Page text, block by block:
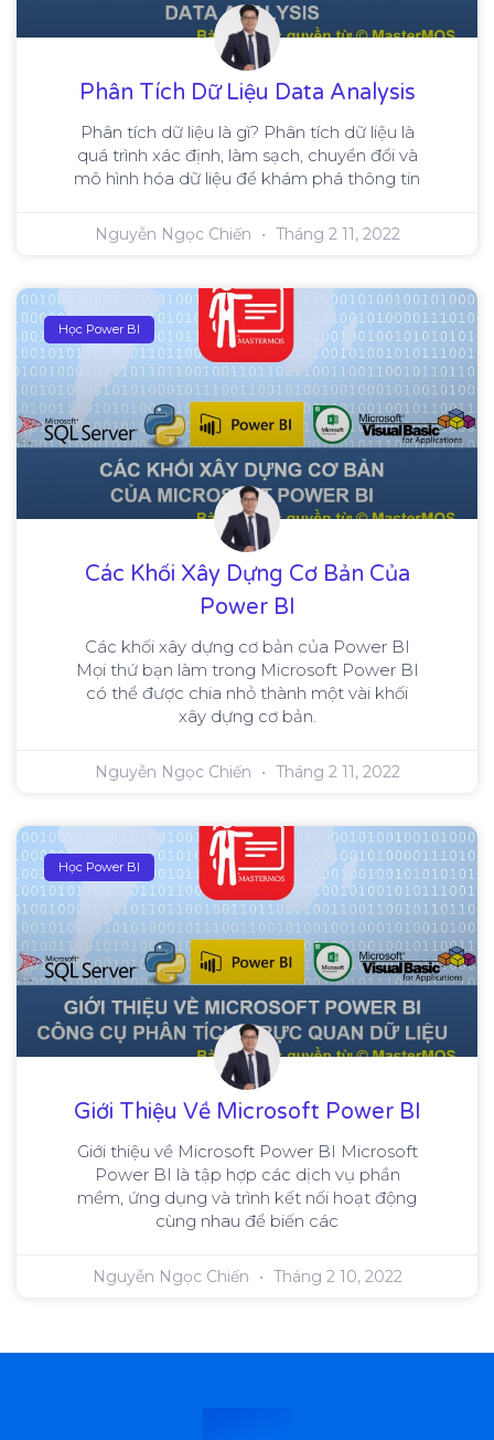
Phân Tích Dữ Liệu Data Analysis
Phân tích dữ liệu là gì? Phân tích dữ liệu là
quá trình xác định, làm sạch, chuyển đổi và
mô hình hóa dữ liệu để khám phá thông tin
Nguyễn Ngọc Chiến Tháng 2 11, 2022
Học Power BI
Các Khối Xây Dựng Cơ Bản Của
Power BI
Các khối xây dựng cơ bản của Power BI
Mọi thứ bạn làm trong Microsoft Power BI
có thể được chia nhỏ thành một vài khối
xây dựng cơ bản.
Nguyễn Ngọc Chiến Tháng 2 11, 2022
Học Power BI
Giới Thiệu Về Microsoft Power BI
Giới thiệu về Microsoft Power BI Microsoft
Power BI là tập hợp các dịch vụ phần
mềm, ứng dụng và trình kết nối hoạt động
cùng nhau để biến các
Nguyễn Ngọc Chiến Tháng 2 10, 2022